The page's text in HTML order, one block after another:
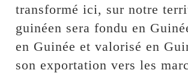
transformé ici, sur notre
guinéen sera fondu en
en Guinée et valorisé en
son exportation vers les